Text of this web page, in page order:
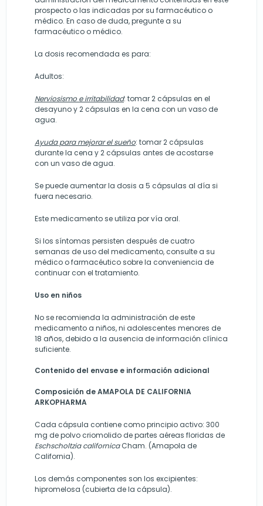
prospecto o las indicadas por su farmacéutico o
médico. En caso de duda, pregunte a su
farmacéutico o médico.
La dosis recomendada es para:
Adultos:
Nerviosismo e irritabilidad: tomar 2 cápsulas en el
desayuno y 2 cápsulas en la cena con un vaso de
agua.
Ayuda para mejorar el sueño: tomar 2 cápsulas
durante la cena y 2 cápsulas antes de acostarse
con un vaso de agua.
Se puede aumentar la dosis a 5 cápsulas al día si
fuera necesario.
Este medicamento se utiliza por vía oral.
Si los síntomas persisten después de cuatro
semanas de uso del medicamento, consulte a su
médico o farmacéutico sobre la conveniencia de
continuar con el tratamiento.
Uso en niños
No se recomienda la administración de este
medicamento a niños, ni adolescentes menores de
18 años, debido a la ausencia de información clínica
suficiente.
Contenido del envase e información adicional
Composición de AMAPOLA DE CALIFORNIA
ARKOPHARMA
Cada cápsula contiene como principio activo: 300
mg de polvo criomolido de partes aéreas floridas de
Eschscholtzia californicaCham. (Amapola de
California).
Los demás componentes son los excipientes:
hipromelosa (cubierta de la cápsula).